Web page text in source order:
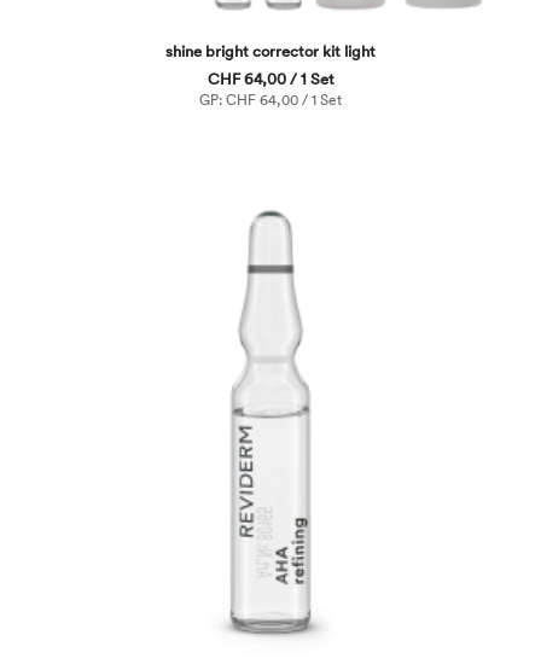
shine bright corrector kit light
CHF 64,00 / 1 Set
GP: CHF 64,00 / 1 Set